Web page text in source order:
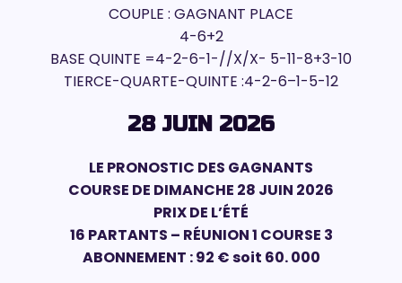
COUPLE : GAGNANT PLACE
4-6+2
BASE QUINTE =4-2-6-1-//X/X- 5-11-8+3-10
TIERCE-QUARTE-QUINTE :4-2-6–1-5-12
28 JUIN 2026
LE PRONOSTIC DES GAGNANTS
COURSE DE DIMANCHE 28 JUIN 2026
PRIX DE L’ÉTÉ
16 PARTANTS – RÉUNION 1 COURSE 3
ABONNEMENT : 92 € soit 60. 000